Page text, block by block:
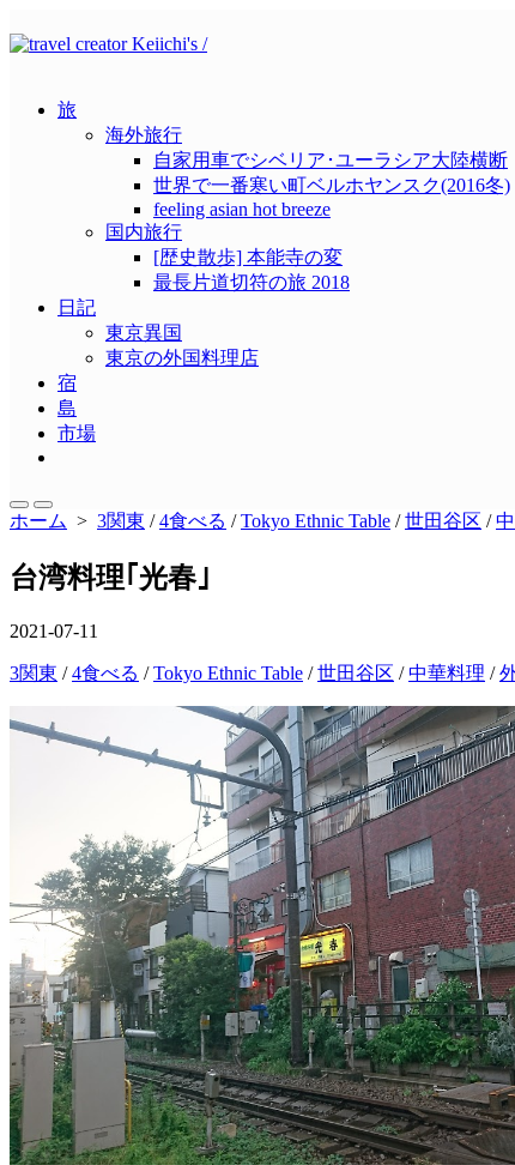
ン
旅
海外旅行
自家用車でシベリア･ユーラシア大陸横断
世界で一番寒い町ベルホヤンスク(2016冬)
feeling asian hot breeze
国内旅行
[歴史散歩] 本能寺の変
最長片道切符の旅 2018
日記
東京異国
東京の外国料理店
宿
島
市場
ー
閉
じ
検
索
り
え
メ
ニ
ュ
ー
ホーム > 3関東 /4食べる /Tokyo Ethnic Table /世田谷区 /
台湾料理｢光春｣
公
日
2021-07-11
カ
ゴ
3関東 /4食べる /Tokyo Ethnic Table /世田谷区 /中華料理 /